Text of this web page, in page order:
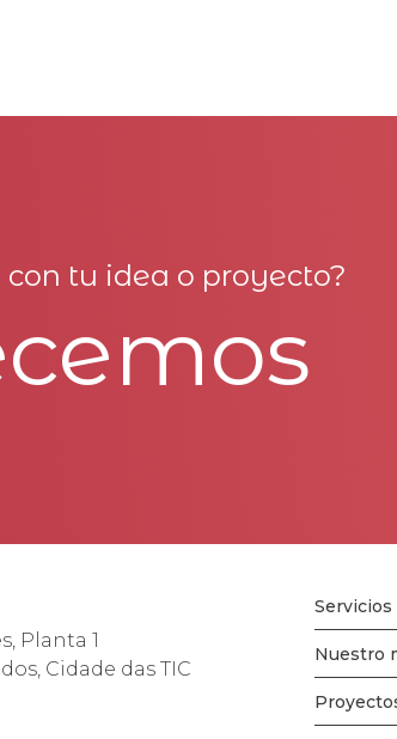
tu idea o proyecto?
Planta 1
Cidade das TIC
Servicios
Nuestro